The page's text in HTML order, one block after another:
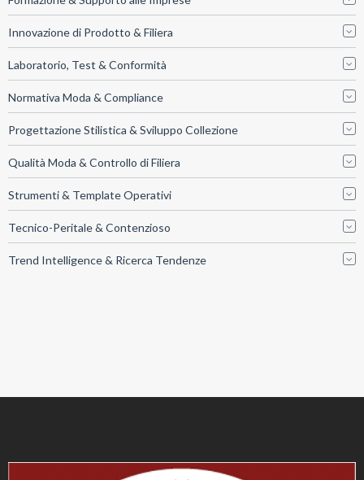
Innovazione di Prodotto & Filiera
Laboratorio, Test & Conformità
Normativa Moda & Compliance
Progettazione Stilistica & Sviluppo Collezione
Qualità Moda & Controllo di Filiera
Strumenti & Template Operativi
Tecnico-Peritale & Contenzioso
Trend Intelligence & Ricerca Tendenze